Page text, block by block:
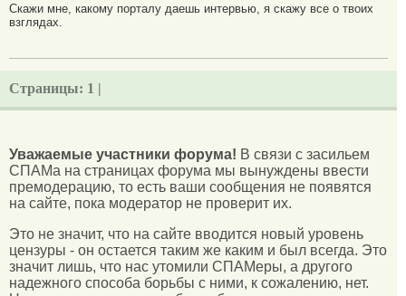
Скажи мне, какому порталу даешь интервью, я скажу все о твоих
взглядах.
Страницы: 1 |
Уважаемые участники форума! В связи с засильем
СПАМа на страницах форума мы вынуждены ввести
премодерацию, то есть ваши сообщения не появятся
на сайте, пока модератор не проверит их.
Это не значит, что на сайте вводится новый уровень
цензуры - он остается таким же каким и был всегда. Это
значит лишь, что нас утомили СПАМеры, а другого
надежного способа борьбы с ними, к сожалению, нет.